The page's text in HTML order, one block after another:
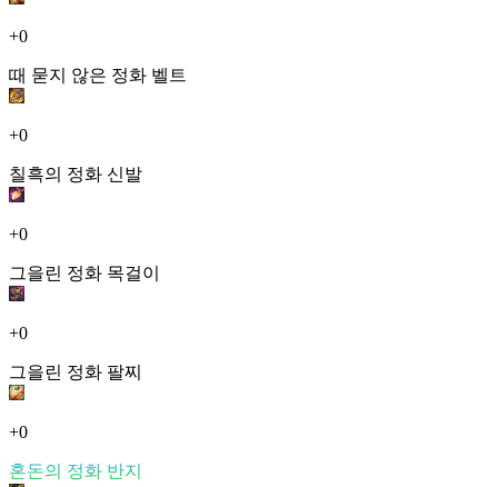
+0
때 묻지 않은 정화 벨트
+0
칠흑의 정화 신발
+0
그을린 정화 목걸이
+0
그을린 정화 팔찌
+0
혼돈의 정화 반지